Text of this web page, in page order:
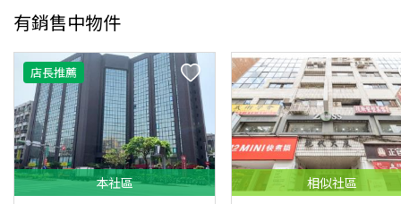
有銷售中物件
店長推薦
本社區 相似社區